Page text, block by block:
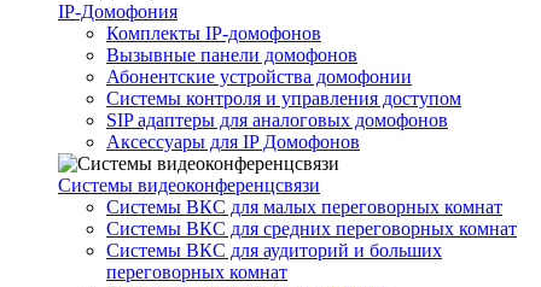
IP-Домофония
Комплекты IP-домофонов
Вызывные панели домофонов
Абонентские устройства домофонии
Системы контроля и управления доступом
SIP адаптеры для аналоговых домофонов
Аксессуары для IP Домофонов
Системы видеоконференцсвязи
Системы ВКС для малых переговорных комнат
Системы ВКС для средних переговорных комнат
Системы ВКС для аудиторий и больших
переговорных комнат